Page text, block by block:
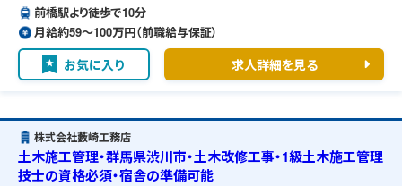
前橋駅より徒歩で10分
月給約59〜100万円（前職給与保証）
お気に入り 求人詳細を見る
株式会社藪崎工務店
土木施工管理・群馬県渋川市・土木改修工事・1級土木施工管理
技士の資格必須・宿舎の準備可能